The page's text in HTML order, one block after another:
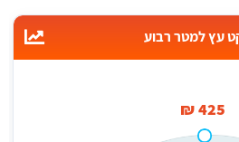
עץ למטר רבוע
425 ₪